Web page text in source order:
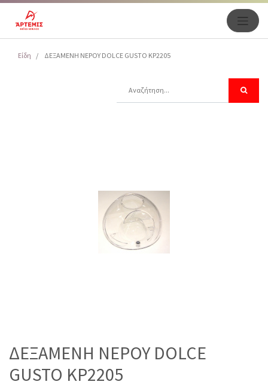
Είδη ΔΕΞΑΜΕΝΗ NEPOY DOLCE GUSTO KP2205
ΔΕΞΑΜΕΝΗ NEPOY DOLCE
GUSTO KP2205